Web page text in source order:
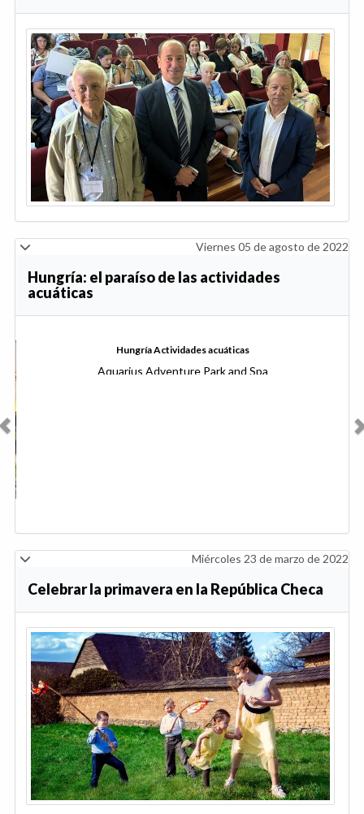
Viernes 05 de agosto de 2022
Hungría: el paraíso de las actividades
acuáticas
Miércoles 23 de marzo de 2022
Celebrar la primavera en la República Checa